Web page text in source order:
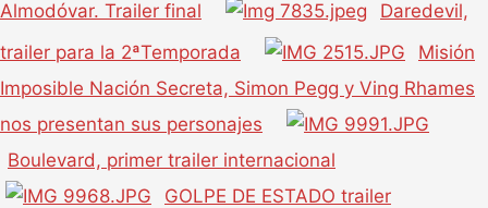
Almodóvar. Trailer final
Daredevil,
trailer para la 2ªTemporada
Misión
Imposible Nación Secreta, Simon Pegg y Ving Rhames
nos presentan sus personajes
Boulevard, primer trailer internacional
GOLPE DE ESTADO trailer